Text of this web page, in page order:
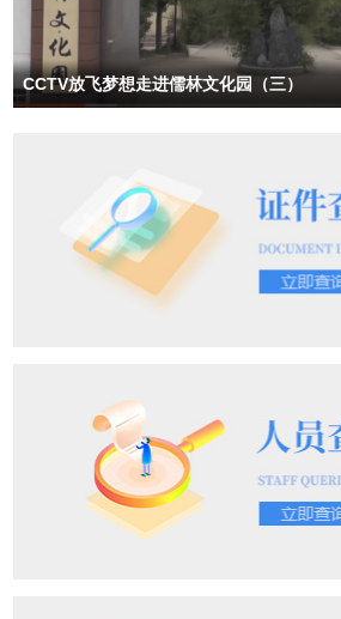
CCTV放飞梦想走进儒林文化园（三）